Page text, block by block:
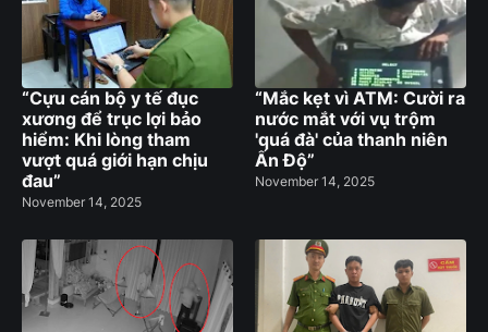
“Cựu cán bộ y tế đục
xương để trục lợi bảo
hiểm: Khi lòng tham
vượt quá giới hạn chịu
đau”
November 14, 2025
“Mắc kẹt vì ATM: Cười ra
nước mắt với vụ trộm
'quá đà' của thanh niên
Ấn Độ”
November 14, 2025